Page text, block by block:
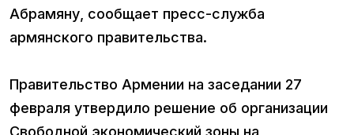
Абрамяну, сообщает пресс-служба
армянского правительства.
Правительство Армении на заседании 27
февраля утвердило решение об организации
Свободной экономический зоны на